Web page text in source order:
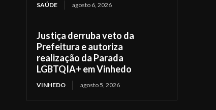
SAÚDE agosto 6, 2026
Justiça derruba veto da
Prefeitura e autoriza
realização da Parada
LGBTQIA+ em Vinhedo
VINHEDO agosto 5, 2026